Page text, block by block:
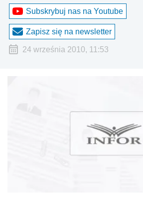
Subskrybuj nas na Youtube
Zapisz się na newsletter
24 września 2010, 11:53